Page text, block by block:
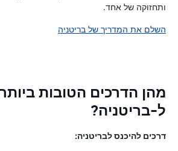
ותחזוקה של אחד.
השלם את המדריך של בריטניה
מהן הדרכים הטובות
ל-בריטניה?
דרכים להיכנס לבריטניה: